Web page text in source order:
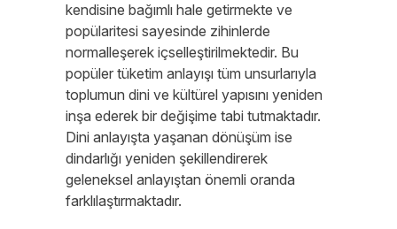
kendisine bağımlı hale getirmekte ve
popülaritesi sayesinde zihinlerde
normalleşerek içselleştirilmektedir. Bu
popüler tüketim anlayışı tüm unsurlarıyla
toplumun dini ve kültürel yapısını yeniden
inşa ederek bir değişime tabi tutmaktadır.
Dini anlayışta yaşanan dönüşüm ise
dindarlığı yeniden şekillendirerek
geleneksel anlayıştan önemli oranda
farklılaştırmaktadır.